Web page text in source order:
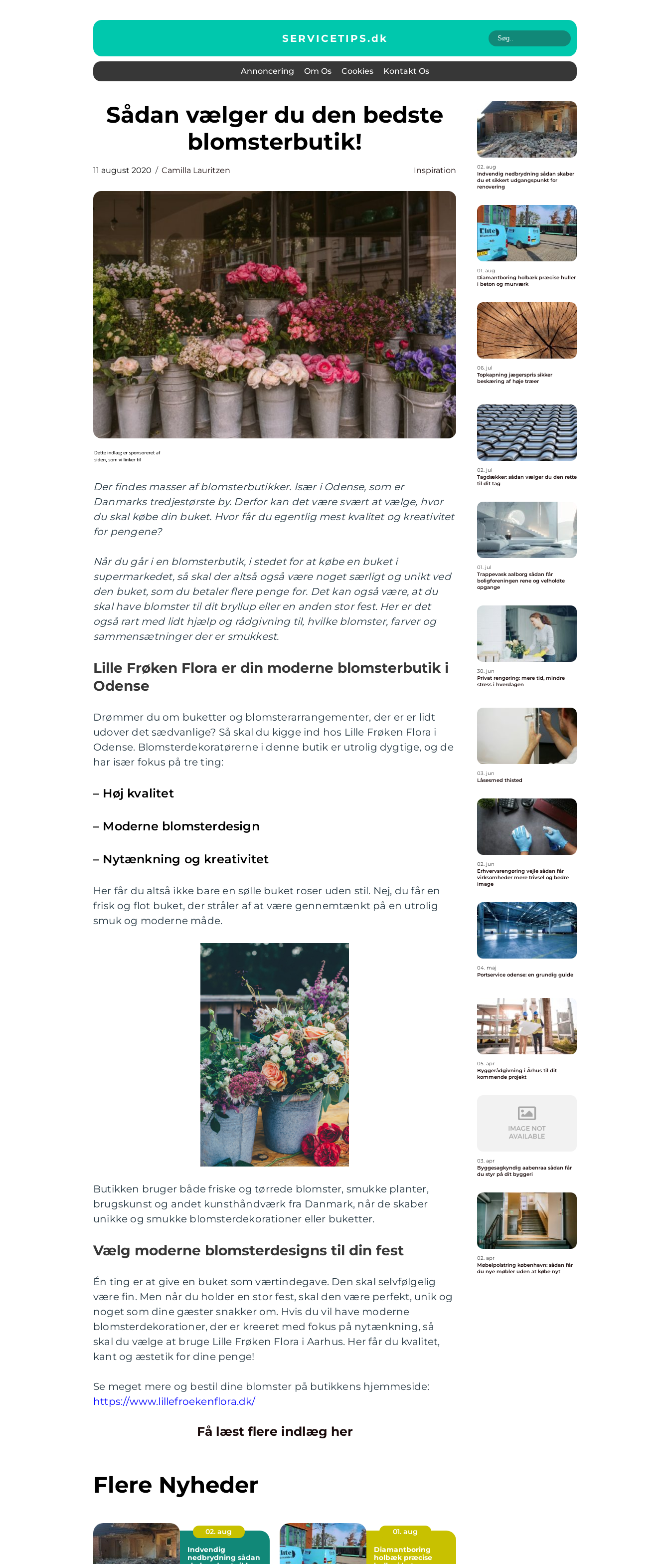
SERVICETIPS.dk
Annoncering Om Os Cookies Kontakt Os
Sådan vælger du den bedste
blomsterbutik!
11 august 2020 Camilla Lauritzen Inspiration
Der findes masser af blomsterbutikker. Især i Odense, som er
Danmarks tredjestørste by. Derfor kan det være svært at vælge, hvor
du skal købe din buket. Hvor får du egentlig mest kvalitet og kreativitet
for pengene?
Når du går i en blomsterbutik, i stedet for at købe en buket i
supermarkedet, så skal der altså også være noget særligt og unikt ved
den buket, som du betaler flere penge for. Det kan også være, at du
skal have blomster til dit bryllup eller en anden stor fest. Her er det
også rart med lidt hjælp og rådgivning til, hvilke blomster, farver og
sammensætninger der er smukkest.
Lille Frøken Flora er din moderne blomsterbutik i
Odense
Drømmer du om buketter og blomsterarrangementer, der er er lidt
udover det sædvanlige? Så skal du kigge ind hos Lille Frøken Flora i
Odense. Blomsterdekoratørerne i denne butik er utrolig dygtige, og de
har især fokus på tre ting:
– Høj kvalitet
– Moderne blomsterdesign
– Nytænkning og kreativitet
Her får du altså ikke bare en sølle buket roser uden stil. Nej, du får en
frisk og flot buket, der stråler af at være gennemtænkt på en utrolig
smuk og moderne måde.
Butikken bruger både friske og tørrede blomster, smukke planter,
brugskunst og andet kunsthåndværk fra Danmark, når de skaber
unikke og smukke blomsterdekorationer eller buketter.
Vælg moderne blomsterdesigns til din fest
Én ting er at give en buket som værtindegave. Den skal selvfølgelig
være fin. Men når du holder en stor fest, skal den være perfekt, unik og
noget som dine gæster snakker om. Hvis du vil have moderne
blomsterdekorationer, der er kreeret med fokus på nytænkning, så
skal du vælge at bruge Lille Frøken Flora i Aarhus. Her får du kvalitet,
kant og æstetik for dine penge!
Se meget mere og bestil dine blomster på butikkens hjemmeside:
https://www.lillefroekenflora.dk/
Få læst flere indlæg her
Flere Nyheder
02. aug
Indvendig
nedbrydning sådan
01. aug
Diamantboring
holbæk præcise
02. aug
Indvendig nedbrydning sådan skaber
du et sikkert udgangspunkt for
renovering
01. aug
Diamantboring holbæk præcise huller
i beton og murværk
06. jul
Topkapning jægerspris sikker
beskæring af høje træer
02. jul
Tagdækker: sådan vælger du den rette
til dit tag
01. jul
Trappevask aalborg sådan får
boligforeningen rene og velholdte
opgange
30. jun
Privat rengøring: mere tid, mindre
stress i hverdagen
03. jun
Låsesmed thisted
02. jun
Erhvervsrengøring vejle sådan får
virksomheder mere trivsel og bedre
image
04. maj
Portservice odense: en grundig guide
05. apr
Byggerådgivning i Århus til dit
kommende projekt
03. apr
Byggesagkyndig aabenraa sådan får
du styr på dit byggeri
02. apr
Møbelpolstring københavn: sådan får
du nye møbler uden at købe nyt